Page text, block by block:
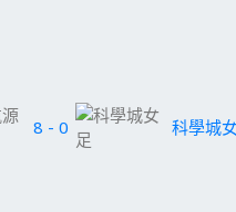
8 - 0 科學城